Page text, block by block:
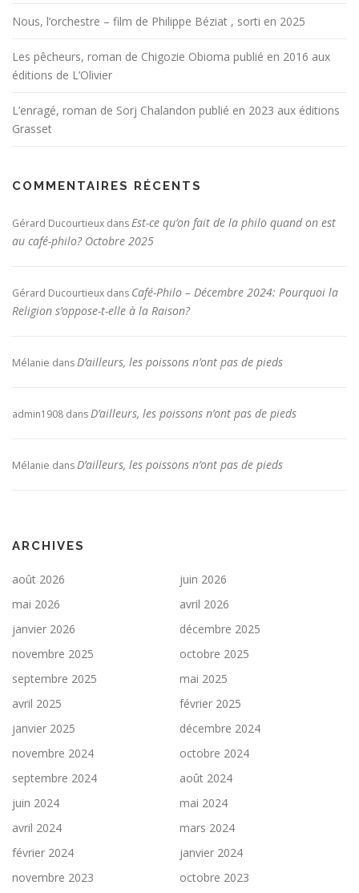
Nous, l’orchestre – film de Philippe Béziat , sorti en 2025
Les pêcheurs, roman de Chigozie Obioma publié en 2016 aux
éditions de L’Olivier
L’enragé, roman de Sorj Chalandon publié en 2023 aux éditions
Grasset
COMMENTAIRES RÉCENTS
Gérard Ducourtieux dansEst-ce qu’on fait de la philo quand on est
au café-philo? Octobre 2025
Gérard Ducourtieux dans Café-Philo – Décembre 2024: Pourquoi la
Religion s’oppose-t-elle à la Raison?
Mélanie dansD’ailleurs, les poissons n’ont pas de pieds
admin1908 dansD’ailleurs, les poissons n’ont pas de pieds
Mélanie dansD’ailleurs, les poissons n’ont pas de pieds
ARCHIVES
août 2026
juin 2026
mai 2026
avril 2026
janvier 2026
décembre 2025
novembre 2025
octobre 2025
septembre 2025
mai 2025
avril 2025
février 2025
janvier 2025
décembre 2024
novembre 2024
octobre 2024
septembre 2024
août 2024
juin 2024
mai 2024
avril 2024
mars 2024
février 2024
janvier 2024
novembre 2023
octobre 2023